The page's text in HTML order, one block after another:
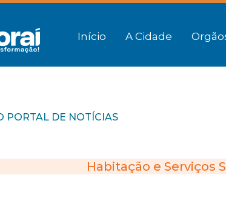
Início A Cidade
PORTAL DE NOTÍCIAS
Habitação e Serviços